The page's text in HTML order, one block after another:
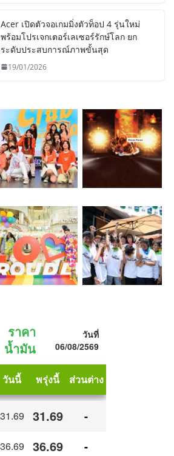
Acer เปิดตัวจอเกมมิ่งตัวท็อป 4 รุ่นใหม่
พร้อมโปรเจกเตอร์เลเซอร์รักษ์โลก ยก
ระดับประสบการณ์ภาพขั้นสุด
19/01/2026